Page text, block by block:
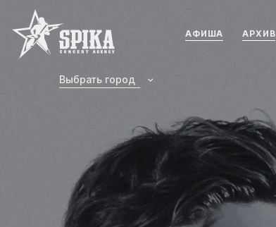
АФИША АРХИВ
Выбрать город